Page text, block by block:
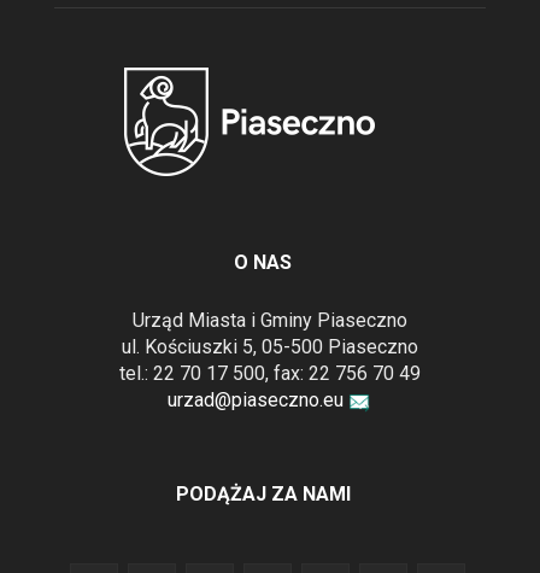
O NAS
Urząd Miasta i Gminy Piaseczno
ul. Kościuszki 5, 05-500 Piaseczno
tel.: 22 70 17 500, fax: 22 756 70 49
urzad@piaseczno.eu
PODĄŻAJ ZA NAMI